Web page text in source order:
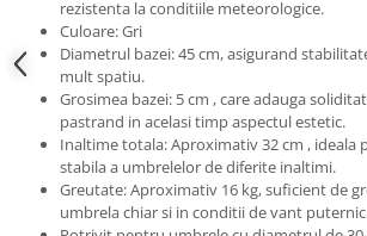
rezistenta la conditiile meteorologice.
Culoare: Gri
Diametrul bazei: 45 cm, asigurand
mult spatiu.
Grosimea bazei: 5 cm , care adauga
pastrand in acelasi timp aspectul estetic.
Inaltime totala: Aproximativ 32 cm , ideala
stabila a umbrelelor de diferite inaltimi.
Greutate: Aproximativ 16 kg, suficient de
umbrela chiar si in conditii de vant